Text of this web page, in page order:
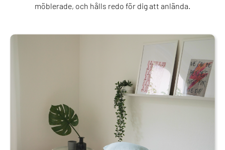
möblerade, och hålls redo för dig att anlända.